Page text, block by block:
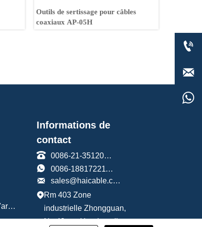
Outils de sertissage pour câbles
coaxiaux AP-05H
Outils pour barres d'armature
Informations de
contact
 0086-21-35120588
 0086-18817221191
 sales@haicable.com
Rm 403 Zone
industrielle Zhongguan,
No.43 rue Handan, dist.


